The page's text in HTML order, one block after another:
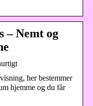
– Nemt og
her bestemmer
hjemme og du får